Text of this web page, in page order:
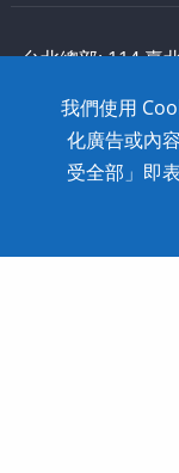
台北總部: 114 臺
0800-868-358
Copyright ©
Co.,Ltd. All
我們使用
化廣告或內
受全部」即